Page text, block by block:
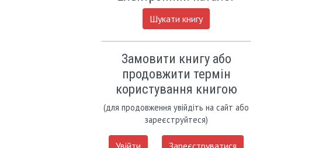
Шукати книгу
Замовити книгу або
продовжити термін
користування книгою
(для продовження увійдіть на сайт або
зареєструйтеся)